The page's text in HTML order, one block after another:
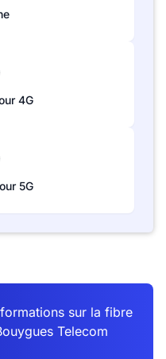
4G
5G
sur la fibre
Telecom